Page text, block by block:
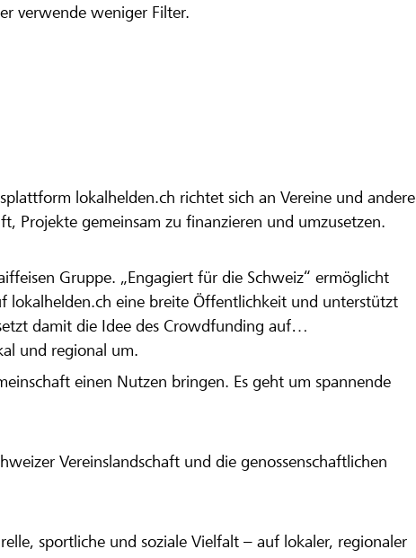
verwende weniger Filter.
lokalhelden.ch richtet sich an Vereine und andere
Projekte gemeinsam zu finanzieren und umzusetzen.
Gruppe. „Engagiert für die Schweiz“ ermöglicht
lokalhelden.ch eine breite Öffentlichkeit und unterstützt
damit die Idee des Crowdfunding auf
und regional um.
einen Nutzen bringen. Es geht um spannende
Vereinslandschaft und die genossenschaftlichen
sportliche und soziale Vielfalt – auf lokaler, regionaler